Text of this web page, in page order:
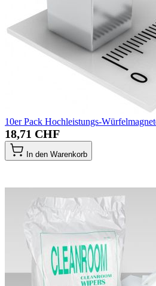
10er Pack Hochleistungs-
18,71 CHF
In den Warenkorb